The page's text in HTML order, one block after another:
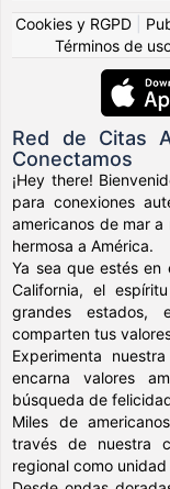
Cookies y RGPD
Términos de
Red de Citas
Conectamos
¡Hey there!
para conexiones
americanos de mar
hermosa a América.
Ya sea que estés en
California, el
grandes estados,
comparten tus
Experimenta
encarna valores
búsqueda de
Miles de
través de nuestra
regional como unidad